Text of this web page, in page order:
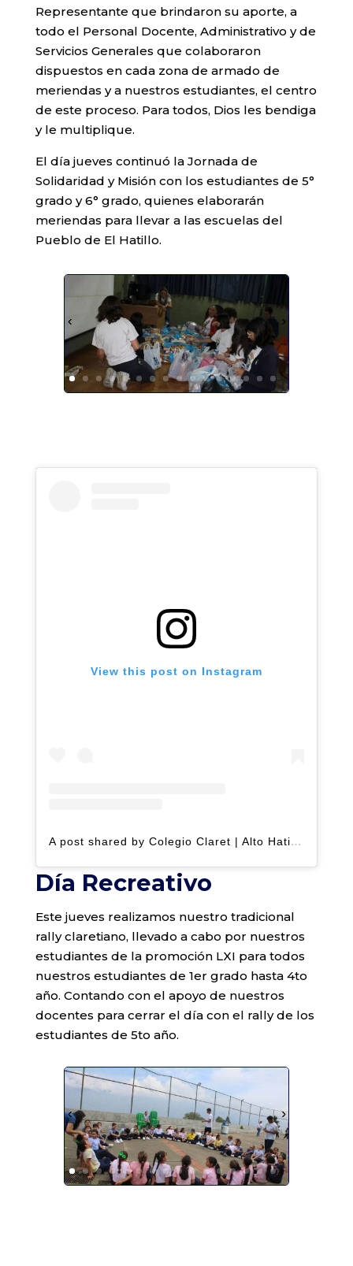
Representante que brindaron su aporte, a
todo el Personal Docente, Administrativo y de
Servicios Generales que colaboraron
dispuestos en cada zona de armado de
meriendas y a nuestros estudiantes, el centro
de este proceso. Para todos, Dios les bendiga
y le multiplique.
El día jueves continuó la Jornada de
Solidaridad y Misión con los estudiantes de 5°
grado y 6° grado, quienes elaborarán
meriendas para llevar a las escuelas del
Pueblo de El Hatillo.
View this post on Instagram
A post shared by Colegio Claret | Alto Hatillo (@clarethatillo)
Día Recreativo
Este jueves realizamos nuestro tradicional
rally claretiano, llevado a cabo por nuestros
estudiantes de la promoción LXI para todos
nuestros estudiantes de 1er grado hasta 4to
año. Contando con el apoyo de nuestros
docentes para cerrar el día con el rally de los
estudiantes de 5to año.